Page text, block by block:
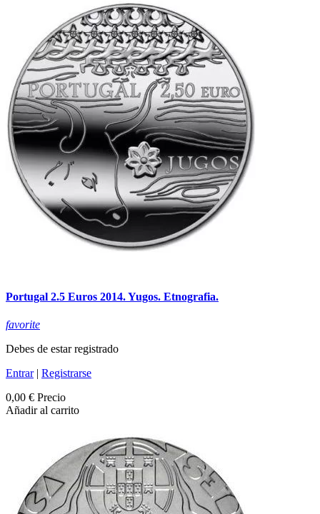
Portugal 2.5 Euros 2014. Yugos. Etnografia.
favorite
Debes de estar registrado
Entrar| Registrarse
0,00 € Precio
Añadir al carrito